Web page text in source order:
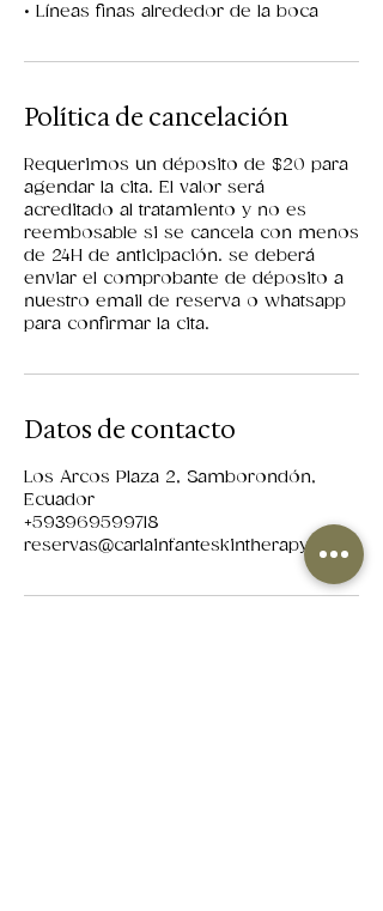
• Líneas finas alrededor de la boca
Política de cancelación
Requerimos un déposito de $20 para
agendar la cita. El valor será
acreditado al tratamiento y no es
reembosable si se cancela con menos
de 24H de anticipación. se deberá
enviar el comprobante de déposito a
nuestro email de reserva o whatsapp
para confirmar la cita.
Datos de contacto
Los Arcos Plaza 2, Samborondón,
Ecuador
+593969599718
reservas@carlainfanteskintherapy.com